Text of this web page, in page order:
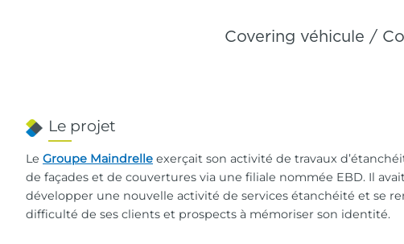
Covering véhicule /
Le projet
Le Groupe Maindrelle exerçait son activité de travaux
de façades et de couvertures via une filiale nommée EBD. Il
développer une nouvelle activité de services étanchéité et se
difficulté de ses clients et prospects à mémoriser son identité.